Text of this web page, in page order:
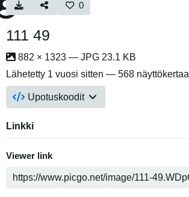
0
111 49
882 × 1323 — JPG 23.1 KB
Lähetetty 1 vuosi sitten — 568 näyttökertaa
Upotuskoodit
Linkki
Viewer link